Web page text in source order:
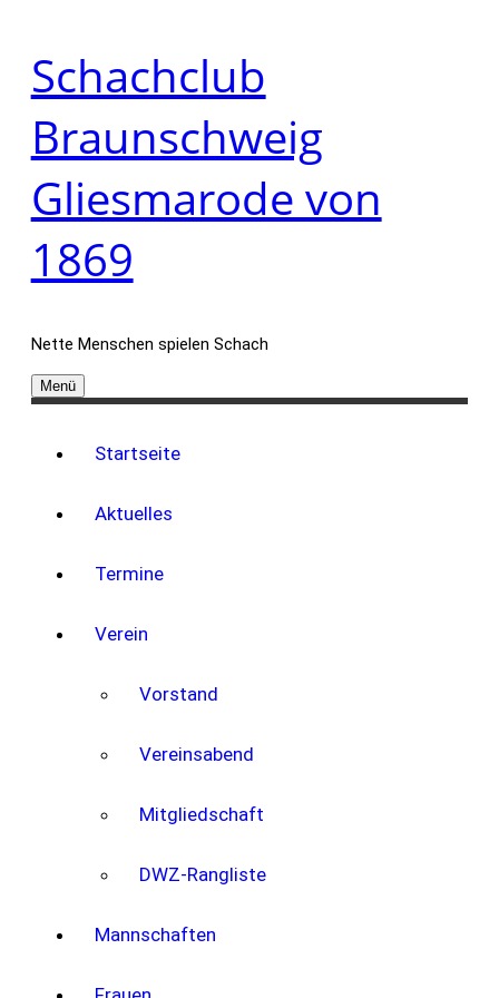
Zum
Inhalt
springen
Schachclub
Braunschweig
Gliesmarode von
1869
Nette Menschen spielen Schach
Menü
Startseite
Aktuelles
Termine
Verein
Vorstand
Vereinsabend
Mitgliedschaft
DWZ-Rangliste
Mannschaften